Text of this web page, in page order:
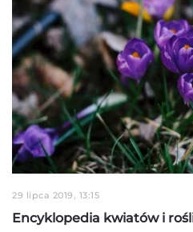
29 lipca 2019, 13:15
Encyklopedia kwiatów i